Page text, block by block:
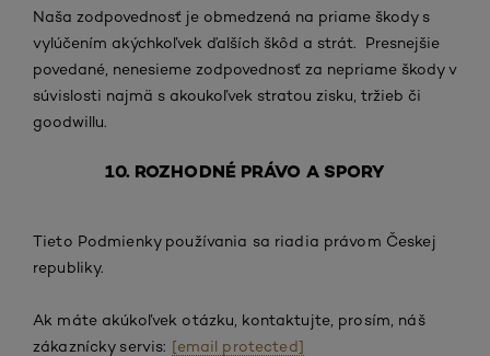
Naša zodpovednosť je obmedzená na priame škody s
vylúčením akýchkoľvek ďalších škôd a strát. Presnejšie
povedané, nenesieme zodpovednosť za nepriame škody v
súvislosti najmä s akoukoľvek stratou zisku, tržieb či
goodwillu.
10. ROZHODNÉ PRÁVO A SPORY
Tieto Podmienky používania sa riadia právom Českej
republiky.
Ak máte akúkoľvek otázku, kontaktujte, prosím, náš
zákaznícky servis: [email protected]